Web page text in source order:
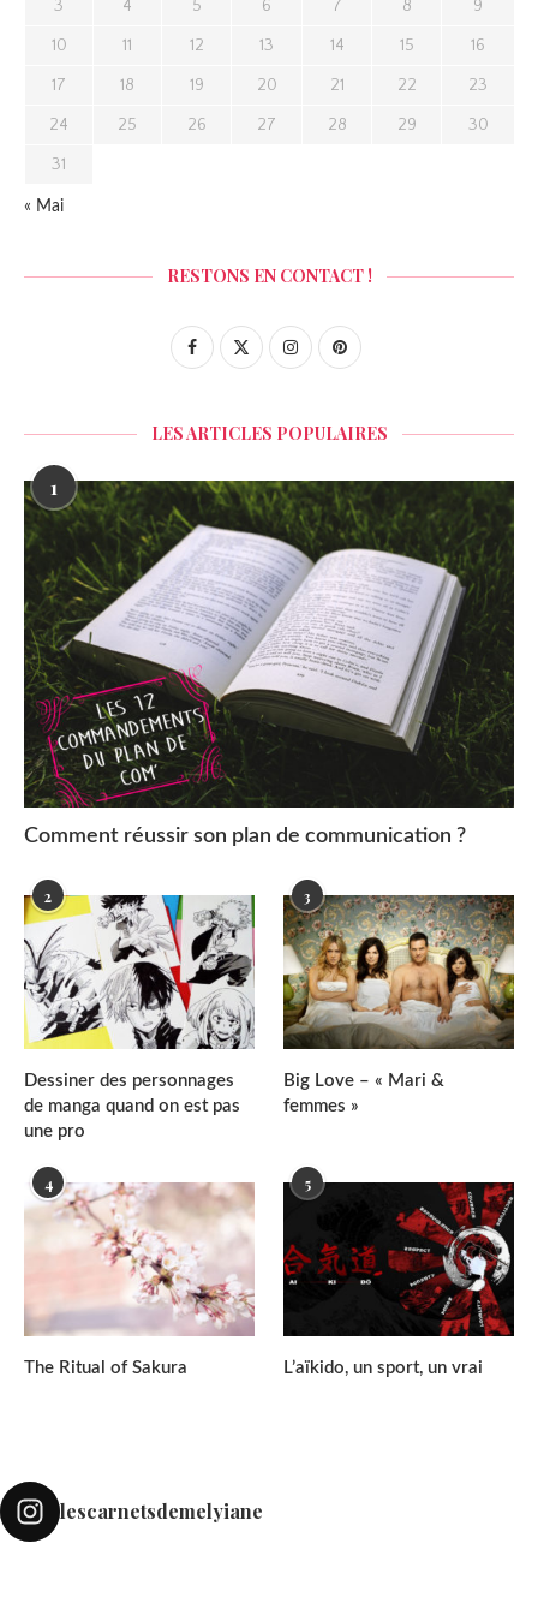
3 4 5 6 7 8 9
10 11 12 13 14 15 16
17 18 19 20 21 22 23
24 25 26 27 28 29 30
31
« Mai
RESTONS EN CONTACT !
LES ARTICLES POPULAIRES
1
Comment réussir son plan de communication ?
2
Dessiner des personnages
de manga quand on est pas
une pro
3
Big Love – « Mari &
femmes »
4
The Ritual of Sakura
5
L’aïkido, un sport, un vrai
lescarnetsdemelyiane